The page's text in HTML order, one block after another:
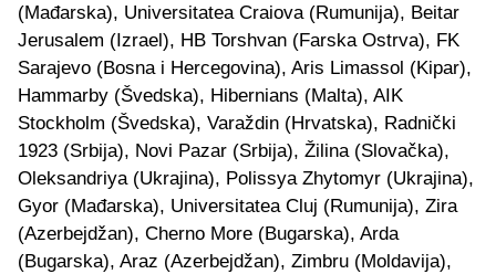
(Mađarska), Universitatea Craiova (Rumunija), Beitar
Jerusalem (Izrael), HB Torshvan (Farska Ostrva), FK
Sarajevo (Bosna i Hercegovina), Aris Limassol (Kipar),
Hammarby (Švedska), Hibernians (Malta), AIK
Stockholm (Švedska), Varaždin (Hrvatska), Radnički
1923 (Srbija), Novi Pazar (Srbija), Žilina (Slovačka),
Oleksandriya (Ukrajina), Polissya Zhytomyr (Ukrajina),
Gyor (Mađarska), Universitatea Cluj (Rumunija), Zira
(Azerbejdžan), Cherno More (Bugarska), Arda
(Bugarska), Araz (Azerbejdžan), Zimbru (Moldavija),